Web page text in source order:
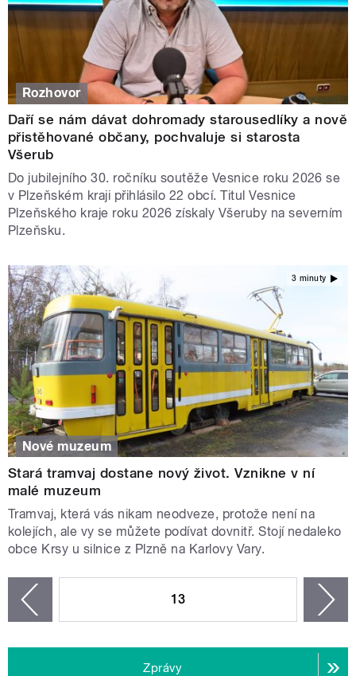
Rozhovor
Daří se nám dávat dohromady starousedlíky a nově
přistěhované občany, pochvaluje si starosta
Všerub
Do jubilejního 30. ročníku soutěže Vesnice roku 2026 se
v Plzeňském kraji přihlásilo 22 obcí. Titul Vesnice
Plzeňského kraje roku 2026 získaly Všeruby na severním
Plzeňsku.
3 minuty
Nové muzeum
Stará tramvaj dostane nový život. Vznikne v ní
malé muzeum
Tramvaj, která vás nikam neodveze, protože není na
kolejích, ale vy se můžete podívat dovnitř. Stojí nedaleko
obce Krsy u silnice z Plzně na Karlovy Vary.
13
Zprávy